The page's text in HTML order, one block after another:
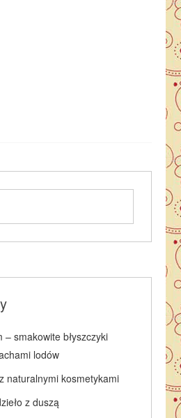
– smakowite błyszczyki
lodów
naturalnymi kosmetykami
z duszą